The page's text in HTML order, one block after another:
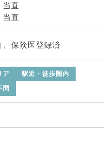
直
当直
、保険医登録済
ア
駅近・徒歩圏内
問